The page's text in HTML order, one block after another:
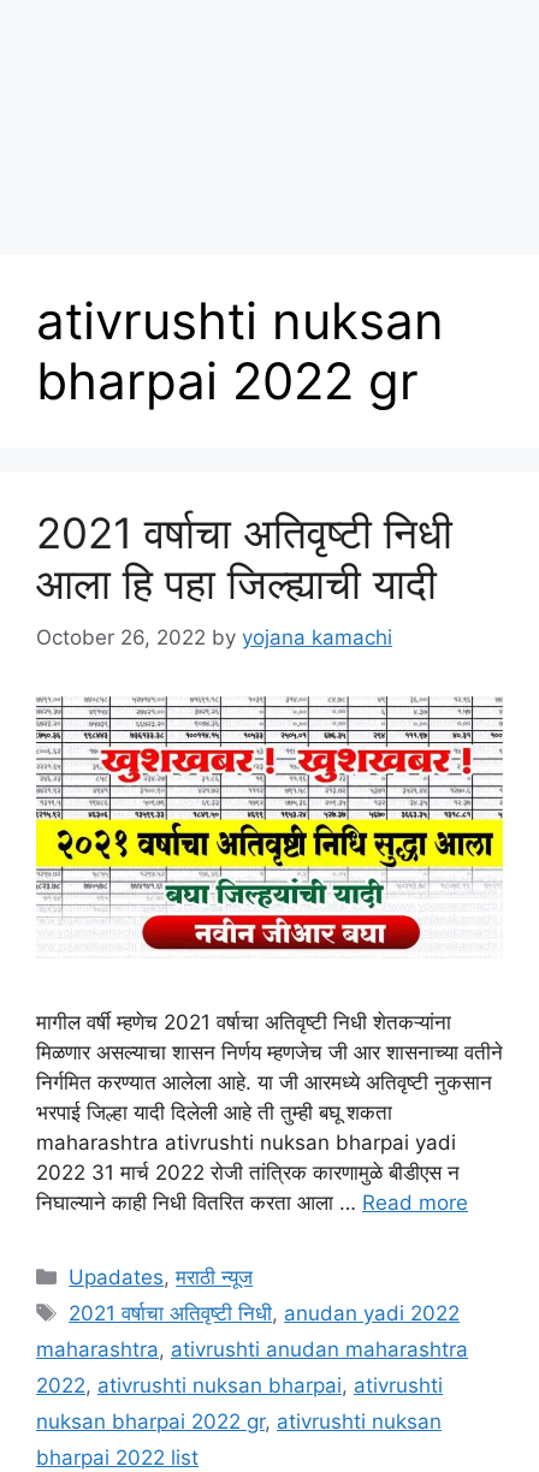
ativrushti nuksan
bharpai 2022 gr
2021 वर्षाचा अतिवृष्टी निधी
आला हि पहा जिल्ह्याची यादी
October 26, 2022 by yojana kamachi
मागील वर्षी म्हणेच 2021 वर्षाचा अतिवृष्टी निधी शेतकऱ्यांना
मिळणार असल्याचा शासन निर्णय म्हणजेच जी आर शासनाच्या वतीने
निर्गमित करण्यात आलेला आहे. या जी आरमध्ये अतिवृष्टी नुकसान
भरपाई जिल्हा यादी दिलेली आहे ती तुम्ही बघू शकता
maharashtra ativrushti nuksan bharpai yadi
2022 31 मार्च 2022 रोजी तांत्रिक कारणामुळे बीडीएस न
निघाल्याने काही निधी वितरित करता आला … Read more
Categories
Upadates,मराठी न्यूज
Tags
2021 वर्षाचा अतिवृष्टी निधी, anudan yadi 2022
maharashtra, ativrushti anudan maharashtra
2022, ativrushti nuksan bharpai, ativrushti
nuksan bharpai 2022 gr, ativrushti nuksan
bharpai 2022 list